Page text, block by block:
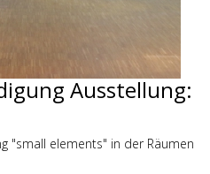
Ausstellung:
"small elements" in der Räumen